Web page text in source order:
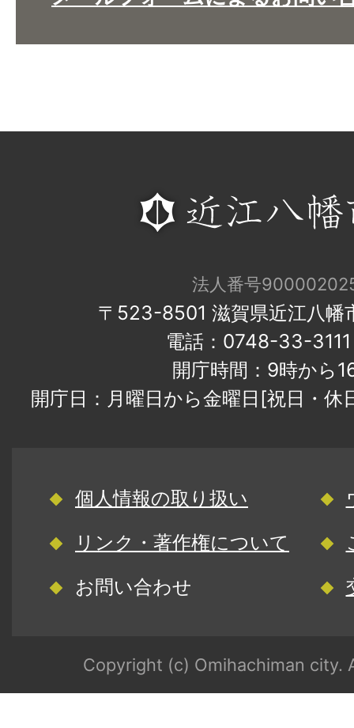
法人番号
〒523-8501 滋賀県近江八幡
電話：0748-33-
開庁時間：9時から
開庁日：月曜日から金曜日[祝日・
個人情報の取り扱い
リンク・著作権について
お問い合わせ
Copyright (c) Omihachiman city.